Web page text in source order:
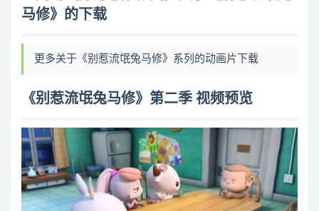
第10集 这年头了还有人抢c位？
第13集 女人的战争
第15集 噪音无法原谅！
第17集 炫技要适可而止
第18集 绝不输给小偷
第19集 要小心别发错群啊
第20集 生存还是生活？
第21集 别碰近视朋友的眼镜啊
马修》的下载
更多关于《别惹流氓兔马修》系列的动画片下载
《别惹流氓兔马修》第二季 视频预览